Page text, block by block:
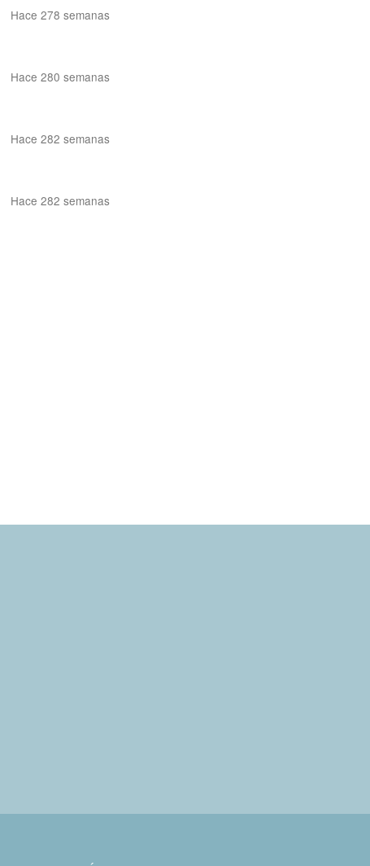
Hace 278 semanas
Hace 280 semanas
Hace 282 semanas
Hace 282 semanas